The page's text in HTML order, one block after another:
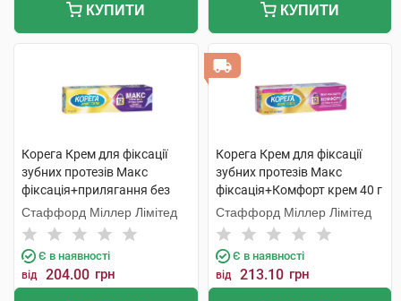
КУПИТИ КУПИТИ
Корега Крем для фіксації
зубних протезів Макс
фіксація+прилягання без
смаку 40 мл 1 туба
Стаффорд Міллер Лімітед
Є в наявності
від 204.00 грн
Корега Крем для фіксації
зубних протезів Макс
фіксація+Комфорт крем 40 г
1 туба
Стаффорд Міллер Лімітед
Є в наявності
від 213.10 грн